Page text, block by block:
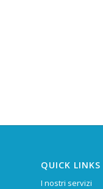
QUICK LINKS
I nostri servizi